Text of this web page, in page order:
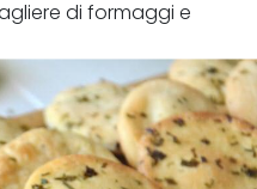
di formaggi e